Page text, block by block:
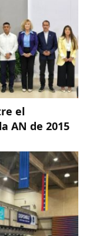
el
AN de 2015